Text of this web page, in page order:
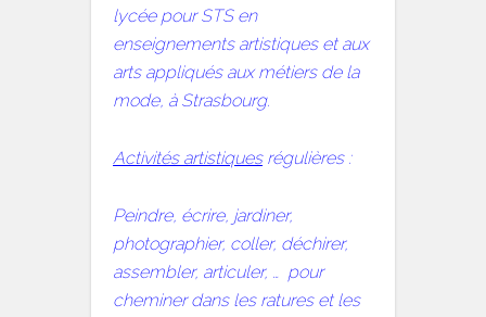
lycée pour STS en
enseignements artistiques et aux
arts appliqués aux métiers de la
mode, à Strasbourg.
Activités artistiquesrégulières :
Peindre, écrire, jardiner,
photographier, coller, déchirer,
assembler, articuler, … pour
cheminer dans les ratures et les